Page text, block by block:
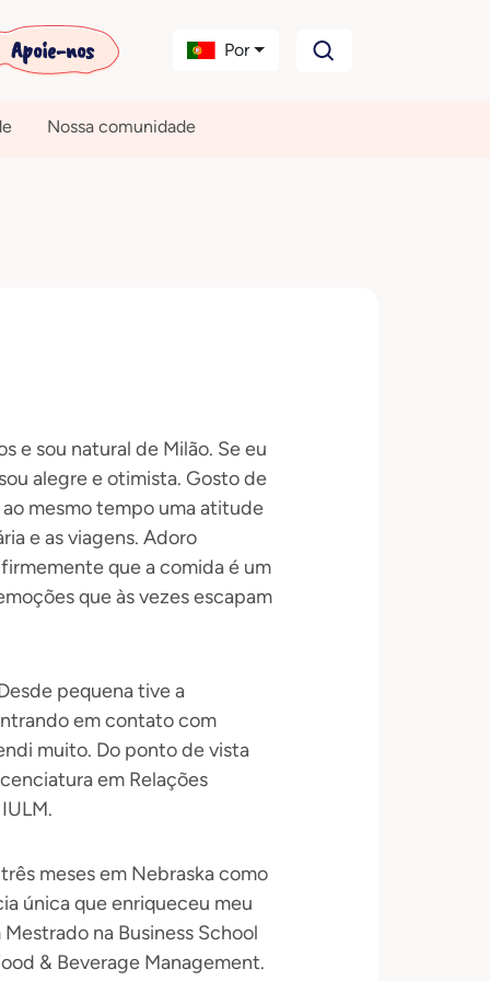
Apoie-nos Por
Nossa comunidade
e sou natural de Milão. Se eu
alegre e otimista. Gosto de
mesmo tempo uma atitude
e as viagens. Adoro
que a comida é um
que às vezes escapam
pequena tive a
em contato com
muito. Do ponto de vista
em Relações
meses em Nebraska como
única que enriqueceu meu
na Business School
& Beverage Management.